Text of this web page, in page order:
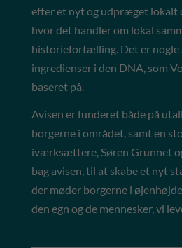
efter et nyt og udpræget lokalt
hvor det handler om lokal
historiefortælling. Det er nogle
ingredienser i den DNA, som
baseret på.
Avisen er funderet både på
borgerne i området, samt en
iværksættere, Søren Grunnet
bag avisen, til at skabe et nyt
der møder borgerne i
den egn og de mennesker, vi